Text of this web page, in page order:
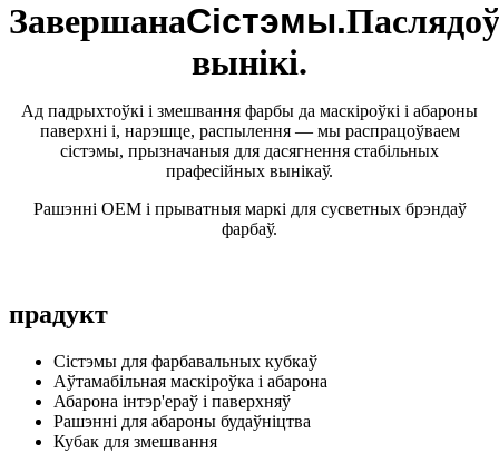
ЗавершанаСістэмы.
вынікі.
Ад падрыхтоўкі і змешвання фарбы да маскіроўкі і абароны
паверхні і, нарэшце, распылення — мы распрацоўваем
сістэмы, прызначаныя для дасягнення стабільных
прафесійных вынікаў.
Рашэнні OEM і прыватныя маркі для сусветных брэндаў
фарбаў.
прадукт
Сістэмы для фарбавальных кубкаў
Аўтамабільная маскіроўка і абарона
Абарона інтэр'ераў і паверхняў
Рашэнні для абароны будаўніцтва
Кубак для змешвання